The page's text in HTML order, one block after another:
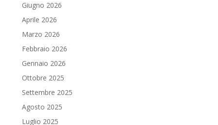
Giugno 2026
Aprile 2026
Marzo 2026
Febbraio 2026
Gennaio 2026
Ottobre 2025
Settembre 2025
Agosto 2025
Luglio 2025